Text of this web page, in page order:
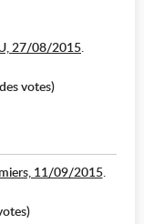
27/08/2015.
votes)
11/09/2015.